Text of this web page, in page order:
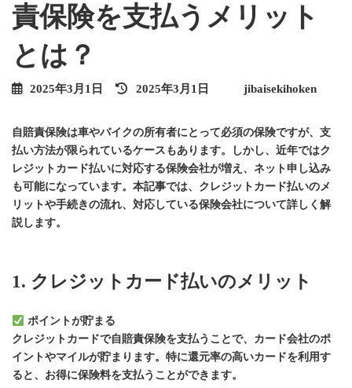
責保険を支払うメリット
とは？
2025年3月1日
最
新
日
時
:
2025年3月1日 jibaisekihoken
自賠責保険は車やバイクの所有者にとって必須の保険ですが、支
払い方法が限られているケースもあります。しかし、近年ではク
レジットカード払いに対応する保険会社が増え、ネット申し込み
も可能になっています。本記事では、クレジットカード払いのメ
リットや手続きの流れ、対応している保険会社について詳しく解
説します。
1. クレジットカード払いのメリット
ポイントが貯まる
クレジットカードで自賠責保険を支払うことで、カード会社のポ
イントやマイルが貯まります。特に還元率の高いカードを利用す
ると、お得に保険料を支払うことができます。